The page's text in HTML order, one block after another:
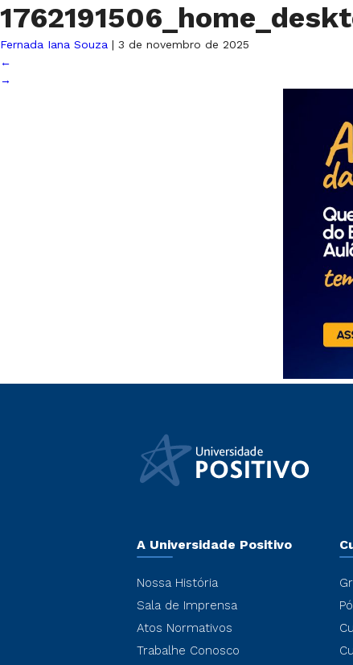
Fernada Iana Souza | 3 de novembro de 2025
←
→
A Universidade Positivo
Nossa História
Sala de Imprensa
Atos Normativos
Trabalhe Conosco